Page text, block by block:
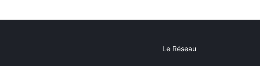
Le Réseau